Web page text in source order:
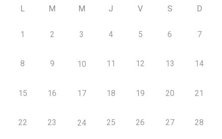
L M M J V S D
1 2 3 4 5 6 7
8 9 10 11 12 13 14
15 16 17 18 19 20 21
22 23 24 25 26 27 28